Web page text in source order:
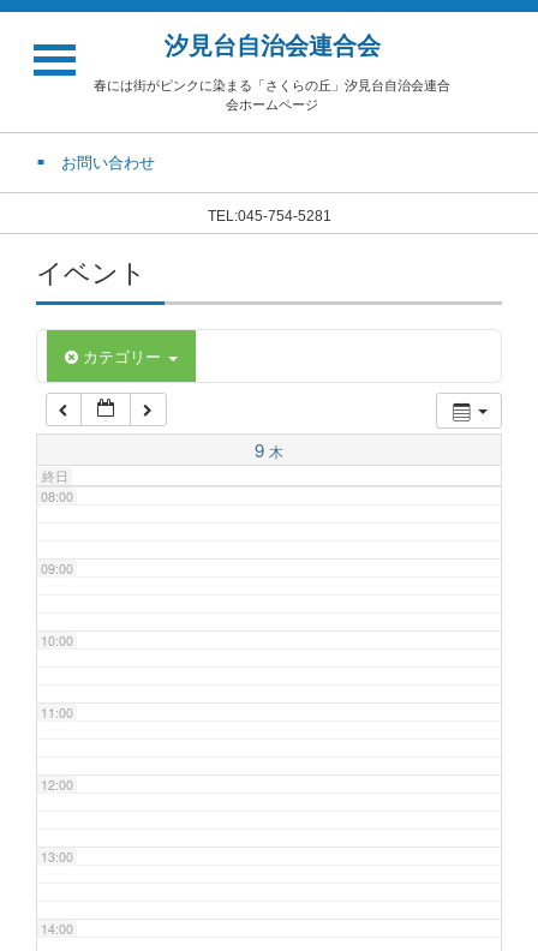
汐見台自治会連合会
春には街がピンクに染まる「さくらの丘」汐見台自治会連合
会ホームページ
お問い合わせ
TEL:045-754-5281
イベント
カテゴリー
9 木
終日
02:00
03:00
05:00
06:00
07:00
08:00
09:00
10:00
11:00
12:00
13:00
14:00